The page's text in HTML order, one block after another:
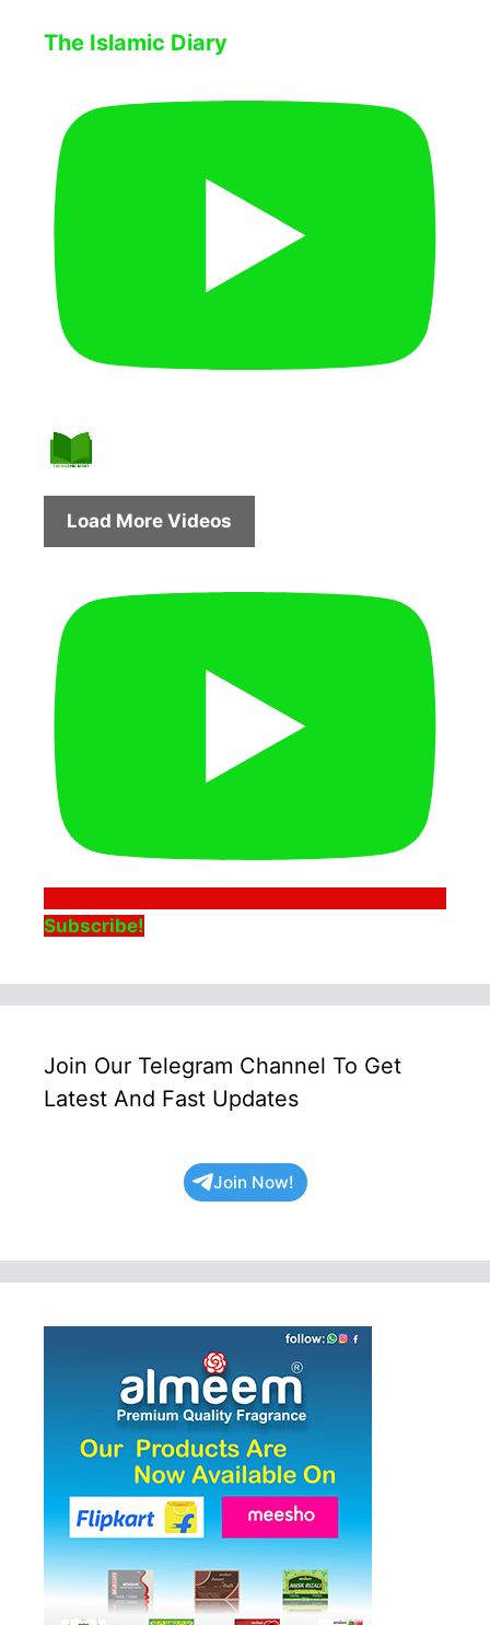
The Islamic Diary
Load More Videos
Subscribe!
Join Our Telegram Channel To Get
Latest And Fast Updates
Join Now!